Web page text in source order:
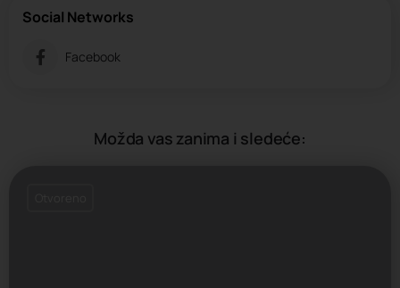
Social Networks
Facebook
Možda vas zanima i sledeće: